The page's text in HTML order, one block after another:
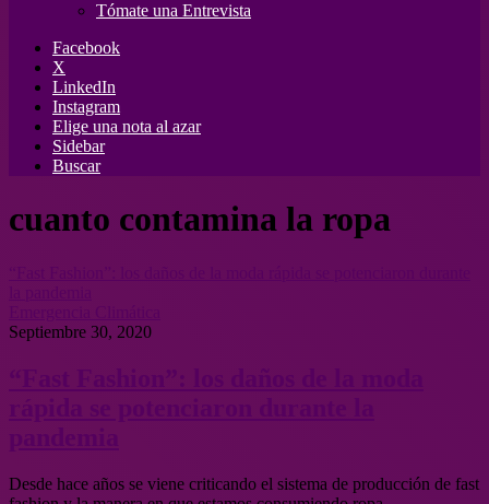
Tómate una Entrevista
Facebook
X
LinkedIn
Instagram
Elige una nota al azar
Sidebar
Buscar
cuanto contamina la ropa
Septiembre 30, 2020
Desde hace años se viene criticando el sistema de producción de fast